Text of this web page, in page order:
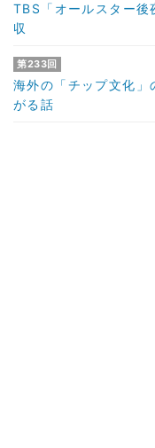
TBS「オールスター後
収
第233回
海外の「チップ文化」
がる話